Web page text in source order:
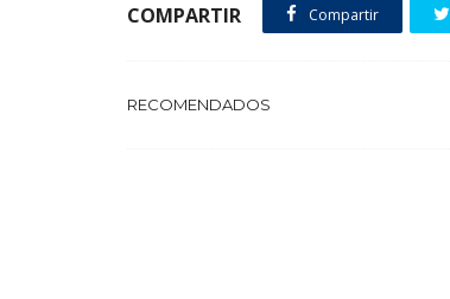
COMPARTIR Compartir
RECOMENDADOS